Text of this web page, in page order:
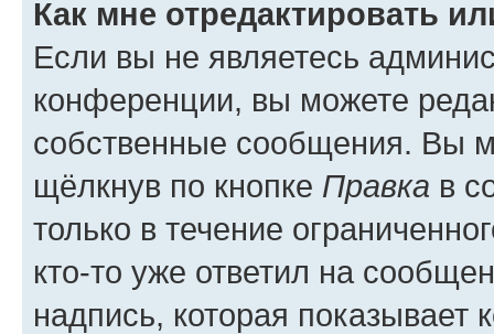
Как мне отредактировать
Если вы не являетесь
конференции, вы можете
собственные сообщения. Вы
щёлкнув по кнопке Правка в
только в течение
кто-то уже ответил на
надпись, которая показывает